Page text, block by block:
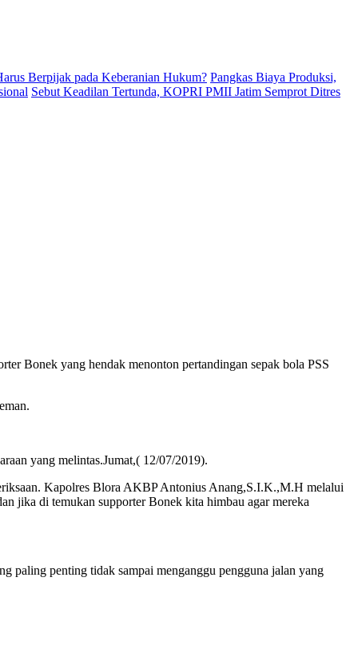
Berpijak pada Keberanian Hukum? Pangkas Biaya Produksi,
Sebut Keadilan Tertunda, KOPRI PMII Jatim Semprot Ditres
Bonek yang hendak menonton pertandingan sepak bola PSS
yang melintas.Jumat,( 12/07/2019).
Kapolres Blora AKBP Antonius Anang,S.I.K.,M.H melalui
jika di temukan supporter Bonek kita himbau agar mereka
paling penting tidak sampai menganggu pengguna jalan yang